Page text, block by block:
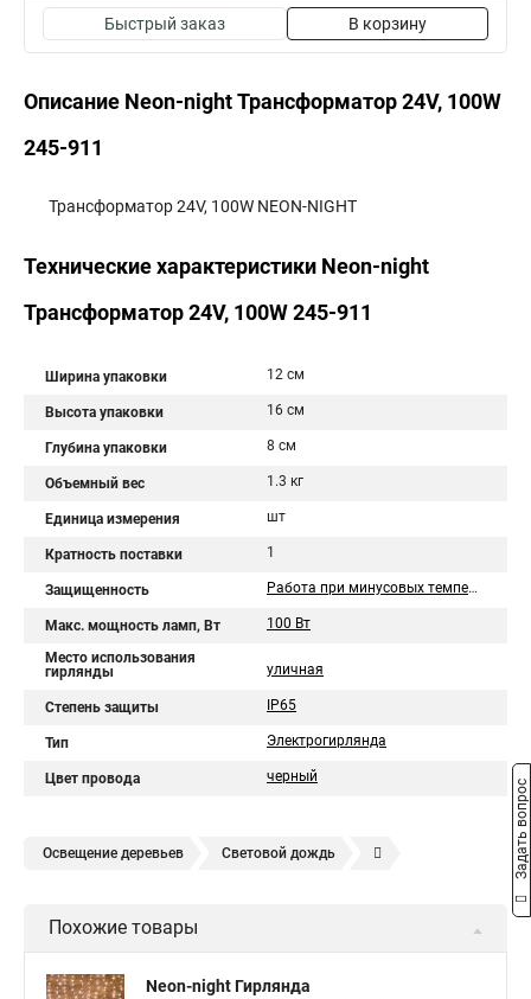
Быстрый заказ В корзину
Описание Neon-night Трансформатор 24V, 100W
245-911
Трансформатор 24V, 100W NEON-NIGHT
Технические характеристики Neon-night
Трансформатор 24V, 100W 245-911
Ширина упаковки 12 см
Высота упаковки 16 см
Глубина упаковки 8 см
Объемный вес 1.3 кг
Единица измерения шт
Кратность поставки 1
Защищенность Работа при минусовых температурах
Макс. мощность ламп, Вт 100 Вт
Место использования
гирлянды
уличная
Степень защиты IP65
Тип Электрогирлянда
Цвет провода черный
Освещение деревьев Световой дождь
Похожие товары
Neon-night Гирлянда
Задать вопрос